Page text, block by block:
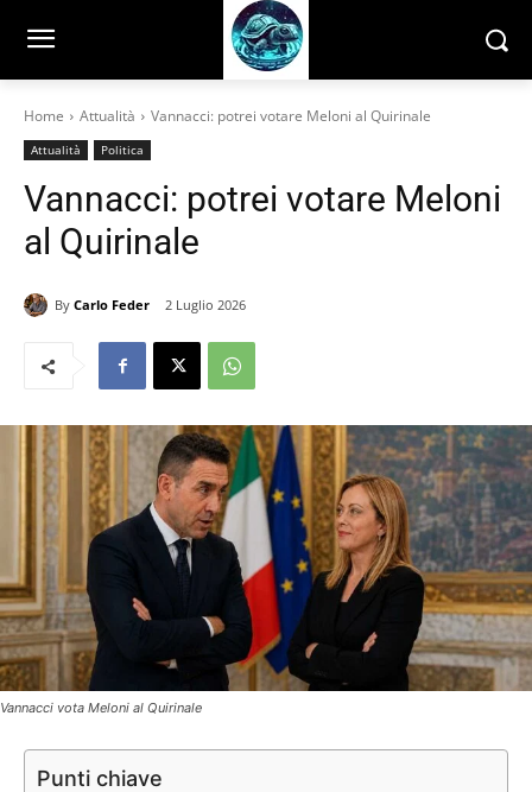
Home Attualità Vannacci: potrei votare Meloni al Quirinale
Attualità Politica
Vannacci: potrei votare Meloni
al Quirinale
By Carlo Feder 2 Luglio 2026
Vannacci vota Meloni al Quirinale
Punti chiave